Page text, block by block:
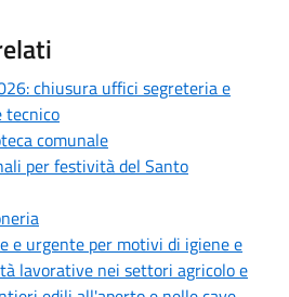
chiusura uffici segreteria e
tecnico
comunale
per festività del Santo
e urgente per motivi di igiene e
lavorative nei settori agricolo e